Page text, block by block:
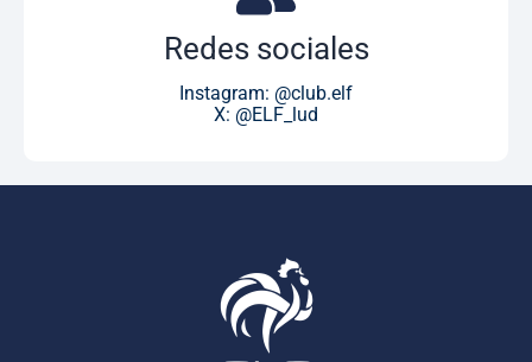
Redes sociales
Instagram: @club.elf
X: @ELF_lud